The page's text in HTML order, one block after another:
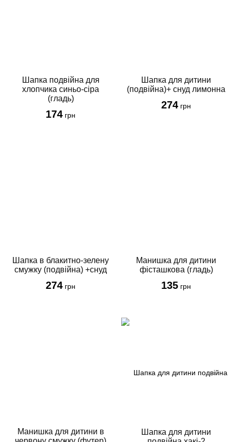
Шапка подвійна для
хлопчика синьо-сіра
(гладь)
174 грн
Шапка для дитини
(подвійна)+ снуд лимонна
274 грн
Шапка в блакитно-зелену
смужку (подвійна) +снуд
274 грн
Манишка для дитини
фісташкова (гладь)
135 грн
Манишка для дитини в
Шапка для дитини